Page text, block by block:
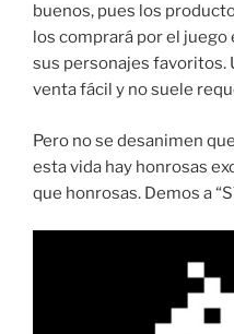
buenos, pues los
los comprará por el
sus personajes favoritos.
venta fácil y no suele
Pero no se desanimen
esta vida hay honrosas
que honrosas. Demos a